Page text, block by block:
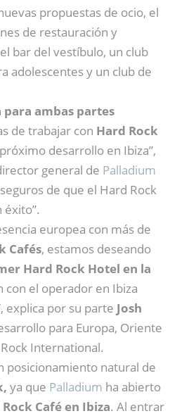
propuestas de ocio, el
de restauración y
bar del vestíbulo, un club
adolescentes y un club de
para ambas partes
de trabajar con Hard Rock
desarrollo en Ibiza”,
general de Palladium
de que el Hard Rock
éxito”.
europea con más de
Cafés, estamos deseando
Hard Rock Hotel en la
con el operador en Ibiza
explica por su parte Josh
para Europa, Oriente
International.
posicionamiento natural de
ya que Palladium ha abierto
Café en Ibiza. Al entrar